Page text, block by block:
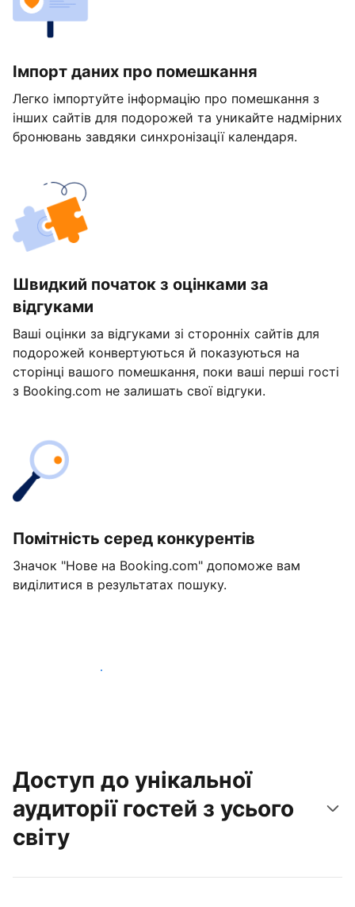
Імпорт даних про помешкання
Легко імпортуйте інформацію про помешкання з
інших сайтів для подорожей та уникайте надмірних
бронювань завдяки синхронізації календаря.
Швидкий початок з оцінками за
відгуками
Ваші оцінки за відгуками зі сторонніх сайтів для
подорожей конвертуються й показуються на
сторінці вашого помешкання, поки ваші перші гості
з Booking.com не залишать свої відгуки.
Помітність серед конкурентів
Значок "Нове на Booking.com" допоможе вам
виділитися в результатах пошуку.
Розпочати вже сьогодні
Доступ до унікальної
аудиторії гостей з усього
світу